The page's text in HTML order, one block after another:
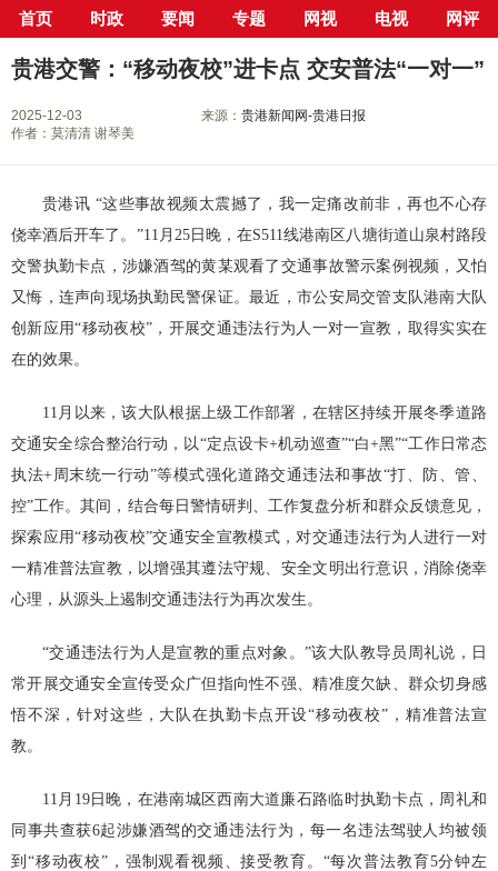
首页 时政 要闻 专题 网视 电视 网评
当前位置： 首页> 新闻中心> 行业> 正文
贵港交警：“移动夜校”进卡点 交安普法“一对一”
2025-12-03 来源：贵港新闻网-贵港日报
作者：莫清清 谢琴美
贵港讯 “这些事故视频太震撼了，我一定痛改前非，再也不心存
侥幸酒后开车了。”11月25日晚，在S511线港南区八塘街道山泉村路段
交警执勤卡点，涉嫌酒驾的黄某观看了交通事故警示案例视频，又怕
又悔，连声向现场执勤民警保证。最近，市公安局交管支队港南大队
创新应用“移动夜校”，开展交通违法行为人一对一宣教，取得实实在
在的效果。
11月以来，该大队根据上级工作部署，在辖区持续开展冬季道路
交通安全综合整治行动，以“定点设卡+机动巡查”“白+黑”“工作日常态
执法+周末统一行动”等模式强化道路交通违法和事故“打、防、管、
控”工作。其间，结合每日警情研判、工作复盘分析和群众反馈意见，
探索应用“移动夜校”交通安全宣教模式，对交通违法行为人进行一对
一精准普法宣教，以增强其遵法守规、安全文明出行意识，消除侥幸
心理，从源头上遏制交通违法行为再次发生。
“交通违法行为人是宣教的重点对象。”该大队教导员周礼说，日
常开展交通安全宣传受众广但指向性不强、精准度欠缺、群众切身感
悟不深，针对这些，大队在执勤卡点开设“移动夜校”，精准普法宣
教。
11月19日晚，在港南城区西南大道廉石路临时执勤卡点，周礼和
同事共查获6起涉嫌酒驾的交通违法行为，每一名违法驾驶人均被领
到“移动夜校”，强制观看视频、接受教育。“每次普法教育5分钟左